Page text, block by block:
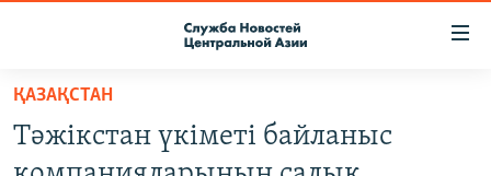
Вернуться
основному
содержанию
ҚАЗАҚСТАН
Тәжікстан үкіметі байланыс